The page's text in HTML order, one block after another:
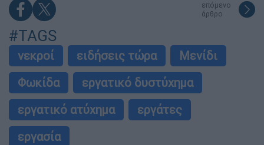
επόμενο
άρθρο
#TAGS
νεκροί ειδήσεις τώρα
Μενίδι
Φωκίδα
εργατικό δυστύχημα
εργατικό ατύχημα
εργάτες
εργασία